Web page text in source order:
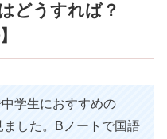
どうすれば？
学生におすすめの
した。Bノートで国語